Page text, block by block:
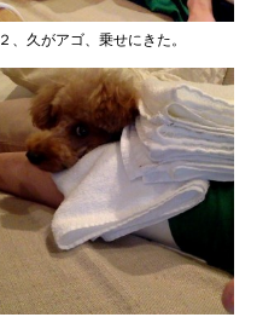
２、久がアゴ、乗せにきた。